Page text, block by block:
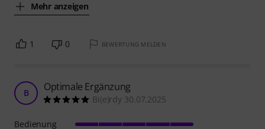
Mehr anzeigen
1 0 BEWERTUNG MELDEN
B Optimale Ergänzung
Bi(e)rdy 30.07.2025
Bedienung